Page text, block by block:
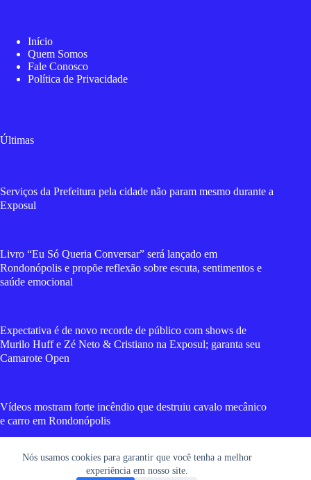
Nós usamos cookies para garantir que você tenha a melhor
experiência em nosso site.
Início
Quem Somos
Fale Conosco
Política de Privacidade
Últimas
Serviços da Prefeitura pela cidade não param mesmo durante a
Exposul
Livro “Eu Só Queria Conversar” será lançado em
Rondonópolis e propõe reflexão sobre escuta, sentimentos e
saúde emocional
Expectativa é de novo recorde de público com shows de
Murilo Huff e Zé Neto & Cristiano na Exposul; garanta seu
Camarote Open
Vídeos mostram forte incêndio que destruiu cavalo mecânico
e carro em Rondonópolis
Cadela morre após suposto esfaqueamento em Rondonópolis;